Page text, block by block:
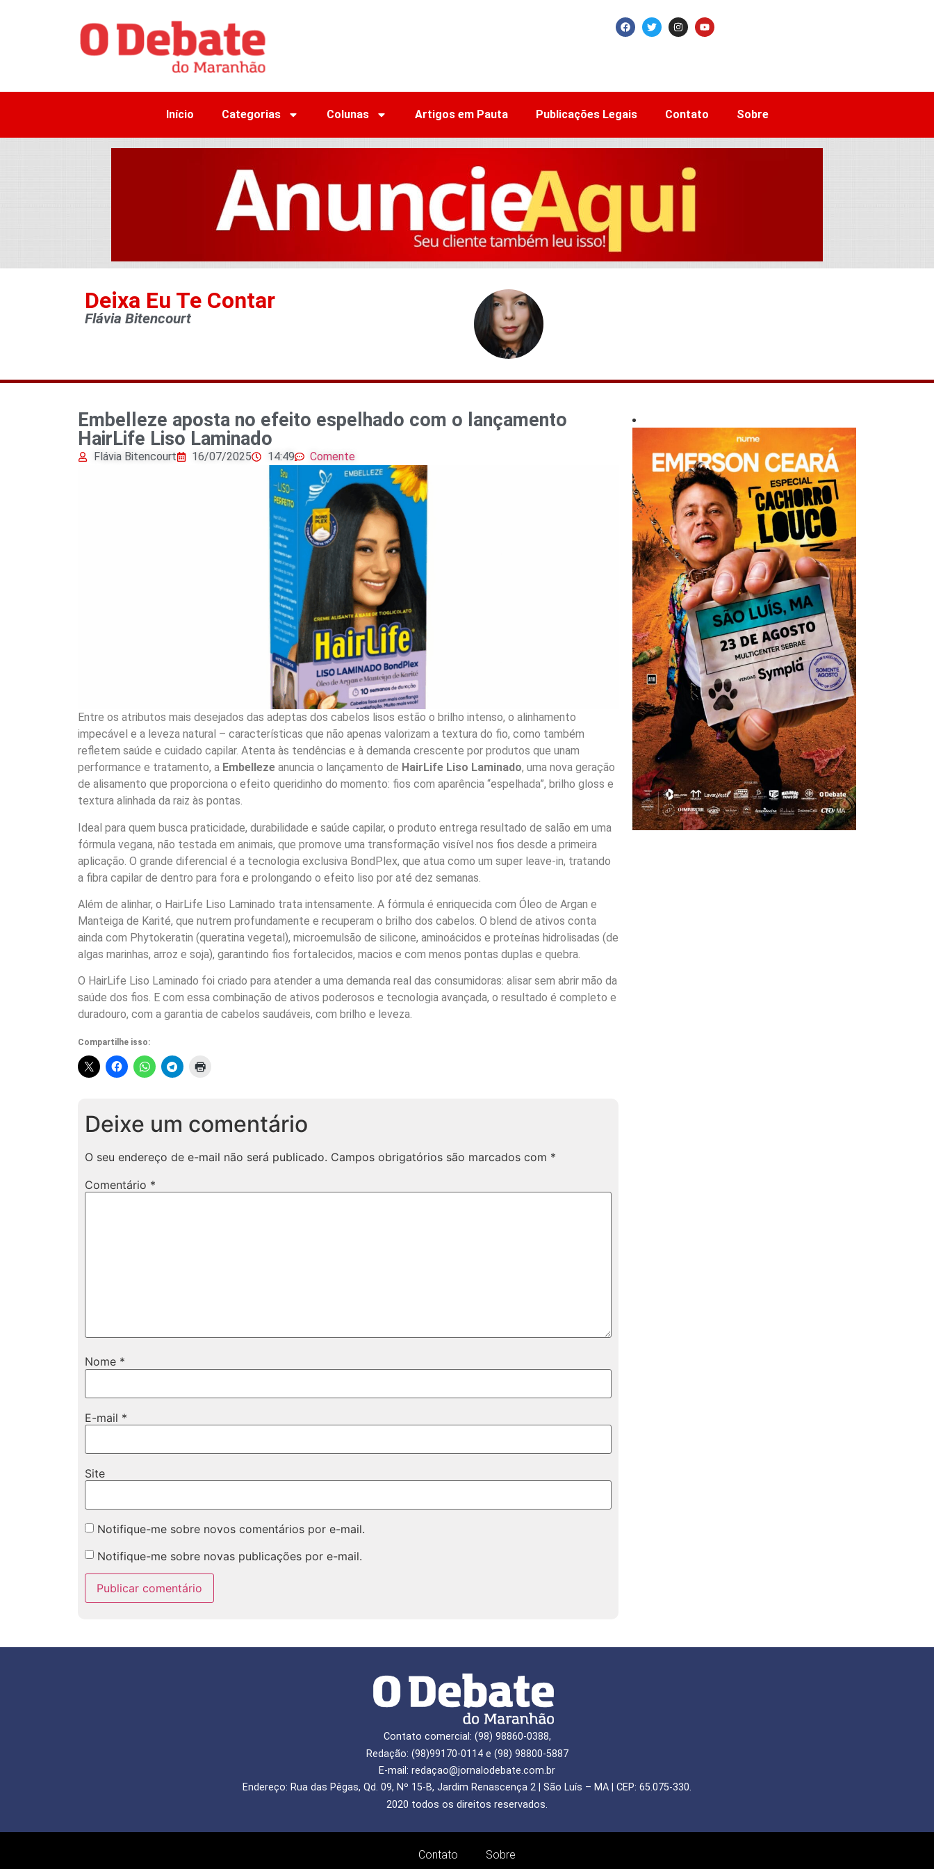
Início Categorias Colunas Artigos em Pauta Publicações Legais Contato Sobre
Deixa Eu Te Contar
Flávia Bitencourt
Embelleze aposta no efeito espelhado com o lançamento
HairLife Liso Laminado
Flávia Bitencourt 16/07/2025 14:49 Comente
Entre os atributos mais desejados das adeptas dos cabelos lisos estão o brilho intenso, o alinhamento
impecável e a leveza natural – características que não apenas valorizam a textura do fio, como também
refletem saúde e cuidado capilar. Atenta às tendências e à demanda crescente por produtos que unam
performance e tratamento, a Embelleze anuncia o lançamento de HairLife Liso Laminado, uma nova geração
de alisamento que proporciona o efeito queridinho do momento: fios com aparência “espelhada”, brilho gloss e
textura alinhada da raiz às pontas.
Ideal para quem busca praticidade, durabilidade e saúde capilar, o produto entrega resultado de salão em uma
fórmula vegana, não testada em animais, que promove uma transformação visível nos fios desde a primeira
aplicação. O grande diferencial é a tecnologia exclusiva BondPlex, que atua como um super leave-in, tratando
a fibra capilar de dentro para fora e prolongando o efeito liso por até dez semanas.
Além de alinhar, o HairLife Liso Laminado trata intensamente. A fórmula é enriquecida com Óleo de Argan e
Manteiga de Karité, que nutrem profundamente e recuperam o brilho dos cabelos. O blend de ativos conta
ainda com Phytokeratin (queratina vegetal), microemulsão de silicone, aminoácidos e proteínas hidrolisadas (de
algas marinhas, arroz e soja), garantindo fios fortalecidos, macios e com menos pontas duplas e quebra.
O HairLife Liso Laminado foi criado para atender a uma demanda real das consumidoras: alisar sem abrir mão da
saúde dos fios. E com essa combinação de ativos poderosos e tecnologia avançada, o resultado é completo e
duradouro, com a garantia de cabelos saudáveis, com brilho e leveza.
Compartilhe isso:
Deixe um comentário
O seu endereço de e-mail não será publicado. Campos obrigatórios são marcados com *
Comentário *
Nome *
E-mail *
Site
Notifique-me sobre novos comentários por e-mail.
Notifique-me sobre novas publicações por e-mail.
Contato comercial: (98) 98860-0388,
Redação: (98)99170-0114 e (98) 98800-5887
E-mail: redaçao@jornalodebate.com.br
Endereço: Rua das Pêgas, Qd. 09, Nº 15-B, Jardim Renascença 2 | São Luís – MA | CEP: 65.075-330.
2020 todos os direitos reservados.
Contato Sobre